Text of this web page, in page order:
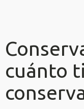
cuánto